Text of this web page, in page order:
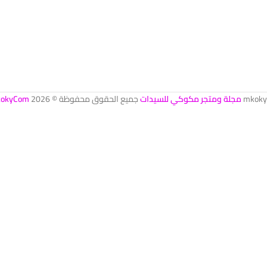
mkokyمجلة ومتجر مكوكي للسيداتجميع الحقوق محفوظة © 2026